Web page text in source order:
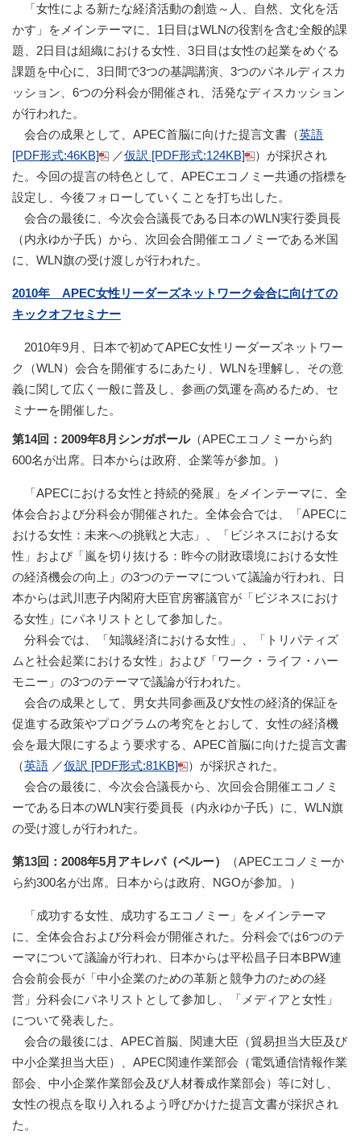
「女性による新たな経済活動の創造～人、自然、文化を活
かす」をメインテーマに、1日目はWLNの役割を含む全般的課
題、2日目は組織における女性、3日目は女性の起業をめぐる
課題を中心に、3日間で3つの基調講演、3つのパネルディスカ
ッション、6つの分科会が開催され、活発なディスカッション
が行われた。
会合の成果として、APEC首脳に向けた提言文書（英語
[PDF形式:46KB]
／仮訳 [PDF形式:124KB]
）が採択され
た。今回の提言の特色として、APECエコノミー共通の指標を
設定し、今後フォローしていくことを打ち出した。
会合の最後に、今次会合議長である日本のWLN実行委員長
（内永ゆか子氏）から、次回会合開催エコノミーである米国
に、WLN旗の受け渡しが行われた。
2010年 APEC女性リーダーズネットワーク会合に向けての
キックオフセミナー
2010年9月、日本で初めてAPEC女性リーダーズネットワー
ク（WLN）会合を開催するにあたり、WLNを理解し、その意
義に関して広く一般に普及し、参画の気運を高めるため、セ
ミナーを開催した。
第14回：2009年8月シンガポール（APECエコノミーから約
600名が出席。日本からは政府、企業等が参加。）
「APECにおける女性と持続的発展」をメインテーマに、全
体会合および分科会が開催された。全体会合では、「APECに
おける女性：未来への挑戦と大志」、「ビジネスにおける女
性」および「嵐を切り抜ける：昨今の財政環境における女性
の経済機会の向上」の3つのテーマについて議論が行われ、日
本からは武川恵子内閣府大臣官房審議官が「ビジネスにおけ
る女性」にパネリストとして参加した。
分科会では、「知識経済における女性」、「トリパティズ
ムと社会起業における女性」および「ワーク・ライフ・ハー
モニー」の3つのテーマで議論が行われた。
会合の成果として、男女共同参画及び女性の経済的保証を
促進する政策やプログラムの考究をとおして、女性の経済機
会を最大限にするよう要求する、APEC首脳に向けた提言文書
（英語 ／仮訳 [PDF形式:81KB]
）が採択された。
会合の最後に、今次会合議長から、次回会合開催エコノミ
ーである日本のWLN実行委員長（内永ゆか子氏）に、WLN旗
の受け渡しが行われた。
第13回：2008年5月アキレパ（ペルー）
（APECエコノミーか
ら約300名が出席。日本からは政府、NGOが参加。）
「成功する女性、成功するエコノミー」をメインテーマ
に、全体会合および分科会が開催された。分科会では6つのテ
ーマについて議論が行われ、日本からは平松昌子日本BPW連
合会前会長が「中小企業のための革新と競争力のための経
営」分科会にパネリストとして参加し、「メディアと女性」
について発表した。
会合の最後には、APEC首脳、関連大臣（貿易担当大臣及び
中小企業担当大臣）、APEC関連作業部会（電気通信情報作業
部会、中小企業作業部会及び人材養成作業部会）等に対し、
女性の視点を取り入れるよう呼びかけた提言文書が採択され
た。